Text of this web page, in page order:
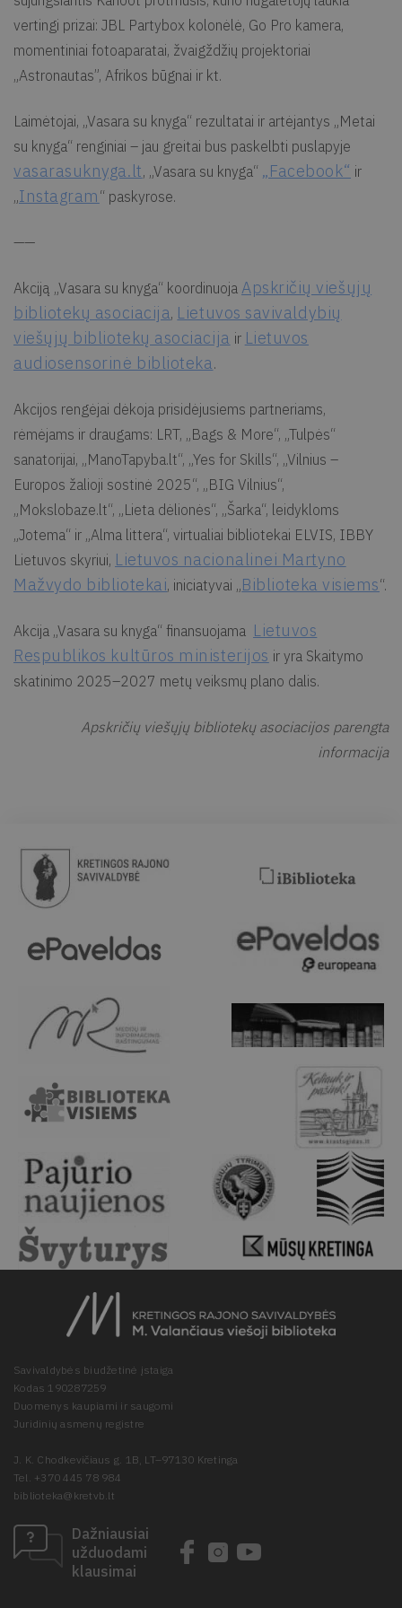
vertingi prizai: JBL Partybox kolonėlė, Go Pro kamera,
momentiniai fotoaparatai, žvaigždžių projektoriai
„Astronautas”, Afrikos būgnai ir kt.
Laimėtojai, „Vasara su knyga“ rezultatai ir artėjantys „Metai
su knyga“ renginiai – jau greitai bus paskelbti puslapyje
vasarasuknyga.lt, „Vasara su knyga“ „Facebook“ ir
„Instagram “ paskyrose.
——
Akciją „Vasara su knyga“ koordinuoja Apskričių viešųjų
bibliotekų asociacija, Lietuvos savivaldybių
viešųjų bibliotekų asociacija ir Lietuvos
audiosensorinė biblioteka .
Akcijos rengėjai dėkoja prisidėjusiems partneriams,
rėmėjams ir draugams: LRT, „Bags & More“, „Tulpės“
sanatorijai, „ManoTapyba.lt“, „Yes for Skills“, „Vilnius –
Europos žalioji sostinė 2025“, „BIG Vilnius“,
„Mokslobaze.lt“, „Lieta dėlionės“, „Šarka“, leidykloms
„Jotema“ ir „Alma littera“, virtualiai bibliotekai ELVIS, ​​​​​​​​IBBY
Lietuvos skyriui, Lietuvos nacionalinei Martyno
Mažvydo bibliotekai, iniciatyvai „Biblioteka visiems“.
Akcija „Vasara su knyga“ finansuojama Lietuvos
Respublikos kultūros ministerijos ir yra Skaitymo
skatinimo 2025–2027 metų veiksmų plano dalis.
Apskričių viešųjų bibliotekų asociacijos parengta
informacija
Savivaldybės biudžetinė įstaiga
Kodas 190287259
Duomenys kaupiami ir saugomi
Juridinių asmenų registre
J. K. Chodkevičiaus g. 1B, LT–97130 Kretinga
Tel. +370 445 78 984
biblioteka@kretvb.lt
Dažniausiai
užduodami
klausimai